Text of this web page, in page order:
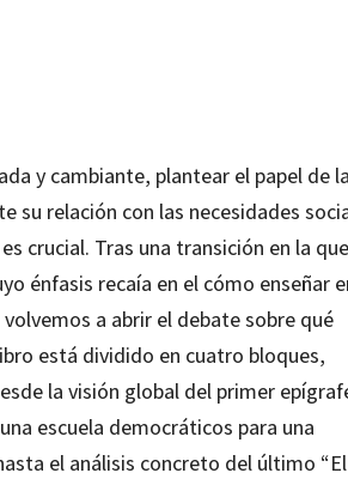
y cambiante, plantear el papel de la
su relación con las necesidades
crucial. Tras una transición en la
énfasis recaía en el cómo enseñar
a abrir el debate sobre qué
está dividido en cuatro bloques,
la visión global del primer
escuela democráticos para una
el análisis concreto del último “El